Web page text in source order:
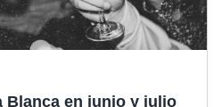
Blanca en junio y julio